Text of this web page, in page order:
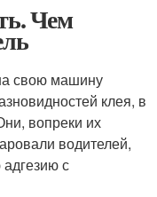
Чем
свою машину
клея, в
вопреки их
водителей,
адгезию с